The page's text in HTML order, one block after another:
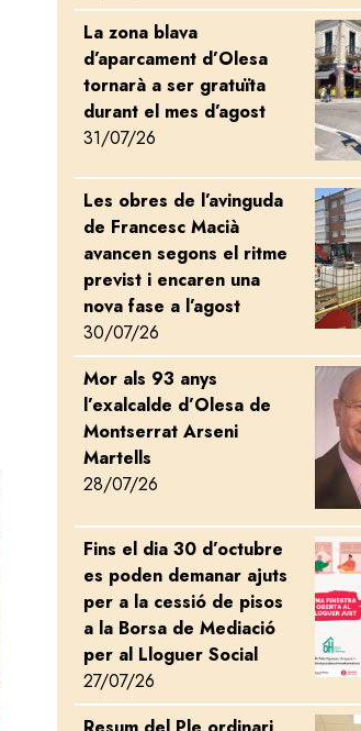
Concurs d’Iniciatives Empresarials 2025
La zona blava
d’aparcament d’Olesa
tornarà a ser gratuïta
durant el mes d’agost
31/07/26
Image
Les obres de l’avinguda
de Francesc Macià
avancen segons el ritme
previst i encaren una
nova fase a l’agost
30/07/26
Image
Mor als 93 anys
l’exalcalde d’Olesa de
Montserrat Arseni
Martells
28/07/26
Image
Fins el dia 30 d’octubre
es poden demanar ajuts
per a la cessió de pisos
a la Borsa de Mediació
per al Lloguer Social
27/07/26
Image